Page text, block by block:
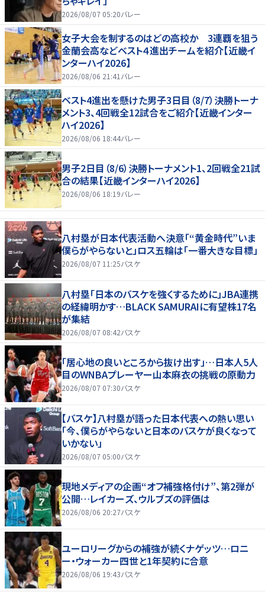
2026/08/07 05:20バレー
女子大会を制するのはどの高校か 3連覇を狙う
金蘭会高などベスト４進出チームを紹介【近畿イ
ンターハイ2026】
2026/08/06 21:41 バレー
ベスト4進出を懸けた男子3日目（8/7）決勝トーナ
メント3、4回戦全12試合をご紹介【近畿インター
ハイ2026】
2026/08/06 18:44バレー
男子2日目（8/6）決勝トーナメント1、2回戦全21試
合の結果【近畿インターハイ2026】
2026/08/06 18:19バレー
八村塁が日本代表活動へ決意「“黄金時代”いま
僕らがやらないと」ロス五輪は「一番大きな目標」
2026/08/07 11:25バスケ
八村塁「日本のバスケを強くするために」JBA連携
の経緯明かす…BLACK SAMURAIに有望株17名
が集結
2026/08/07 08:42バスケ
「居心地の良いところから抜け出す」…日本人5人
目のWNBAプレーヤー山本麻衣の挑戦の原動力
2026/08/07 07:30バスケ
【バスケ】八村塁が語った日本代表への熱い思い
「今、僕らがやらないと日本のバスケが良くなって
いかない」
2026/08/07 05:00バスケ
現地メディアの企画“オフ補強格付け”、第2弾が
公開…レイカーズ、ウルブズの評価は
2026/08/06 20:27バスケ
ユーロリーグからの補強が続くナゲッツ…ロニ
ー・ウォーカー四世と1年契約に合意
2026/08/06 19:43バスケ